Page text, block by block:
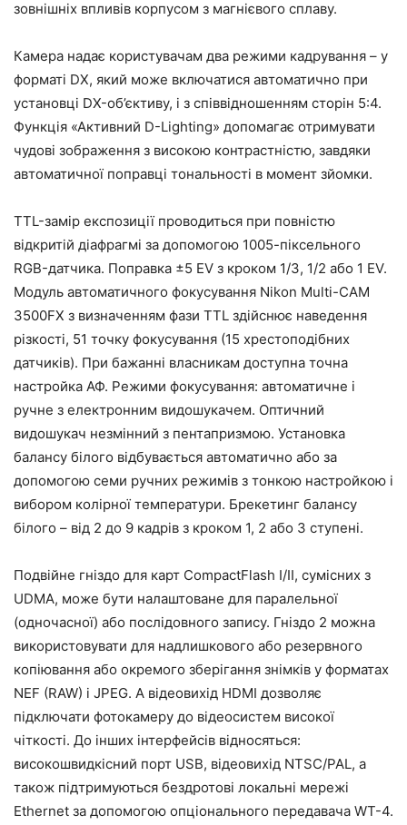
зовнішніх впливів корпусом з магнієвого сплаву.
Камера надає користувачам два режими кадрування – у
форматі DX, який може включатися автоматично при
установці DX-об’єктиву, і з співвідношенням сторін 5:4.
Функція «Активний D-Lighting» допомагає отримувати
чудові зображення з високою контрастністю, завдяки
автоматичної поправці тональності в момент зйомки.
TTL-замір експозиції проводиться при повністю
відкритій діафрагмі за допомогою 1005-піксельного
RGB-датчика. Поправка ±5 EV з кроком 1/3, 1/2 або 1 EV.
Модуль автоматичного фокусування Nikon Multi-CAM
3500FX з визначенням фази TTL здійснює наведення
різкості, 51 точку фокусування (15 хрестоподібних
датчиків). При бажанні власникам доступна точна
настройка АФ. Режими фокусування: автоматичне і
ручне з електронним видошукачем. Оптичний
видошукач незмінний з пентапризмою. Установка
балансу білого відбувається автоматично або за
допомогою семи ручних режимів з тонкою настройкою і
вибором колірної температури. Брекетинг балансу
білого – від 2 до 9 кадрів з кроком 1, 2 або 3 ступені.
Подвійне гніздо для карт CompactFlash I/II, сумісних з
UDMA, може бути налаштоване для паралельної
(одночасної) або послідовного запису. Гніздо 2 можна
використовувати для надлишкового або резервного
копіювання або окремого зберігання знімків у форматах
NEF (RAW) і JPEG. А відеовихід HDMI дозволяє
підключати фотокамеру до відеосистем високої
чіткості. До інших інтерфейсів відносяться:
високошвидкісний порт USB, відеовихід NTSC/PAL, а
також підтримуються бездротові локальні мережі
Ethernet за допомогою опціонального передавача WT-4.